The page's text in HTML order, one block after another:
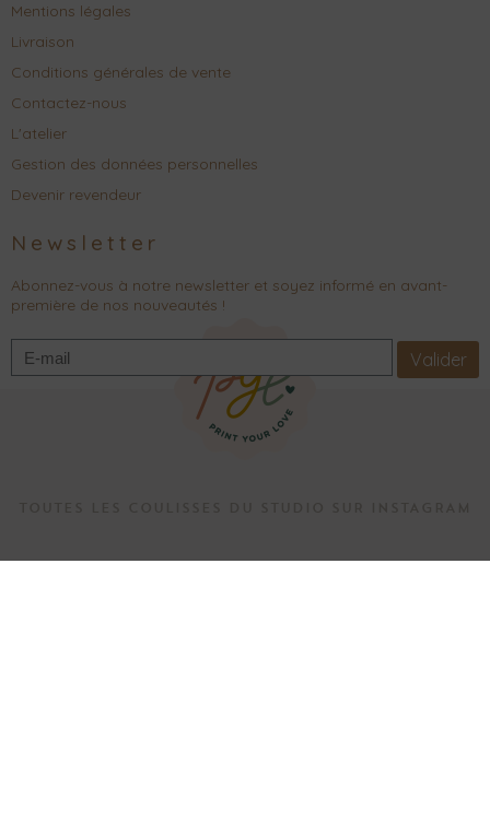
Mentions légales
Livraison
Conditions générales de vente
Contactez-nous
L'atelier
Gestion des données personnelles
Devenir revendeur
Newsletter
Abonnez-vous à notre newsletter et soyez informé en avant-
première de nos nouveautés !
Valider